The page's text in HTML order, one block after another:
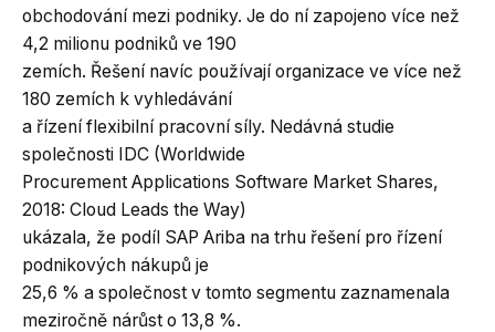
obchodování mezi podniky. Je do ní zapojeno více než
4,2 milionu podniků ve 190
zemích. Řešení navíc používají organizace ve více než
180 zemích k vyhledávání
a řízení flexibilní pracovní síly. Nedávná studie
společnosti IDC (Worldwide
Procurement Applications Software Market Shares,
2018: Cloud Leads the Way)
ukázala, že podíl SAP Ariba na trhu řešení pro řízení
podnikových nákupů je
25,6 % a společnost v tomto segmentu zaznamenala
meziročně nárůst o 13,8 %.